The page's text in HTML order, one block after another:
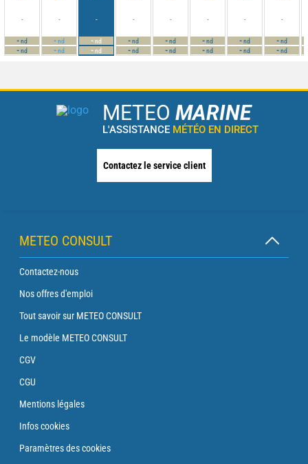
-
-nd
-nd
-
-nd
-nd
-
-nd
-nd
-
-nd
-nd
-
-nd
-nd
-
-nd
-nd
-
-nd
-nd
-
-nd
-nd
METEO MARINE
L'ASSISTANCE MÉTÉO EN DIRECT
Contactez le service client
METEO CONSULT
Contactez-nous
Nos offres d'emploi
Tout savoir sur METEO CONSULT
Le modèle METEO CONSULT
CGV
CGU
Mentions légales
Infos cookies
Paramètres des cookies